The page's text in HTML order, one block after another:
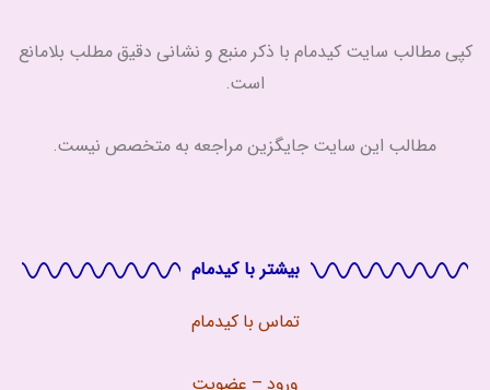
کپی مطالب سایت کیدمام با ذکر منبع و نشانی دقیق مطلب بلامانع
است.
مطالب این سایت جایگزین مراجعه به متخصص نیست.
بیشتر با کیدمام
تماس با کیدمام
ورود – عضویت